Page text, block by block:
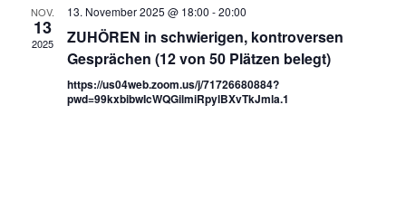
NOV.
13
2025
13. November 2025 @ 18:00 -20:00
ZUHÖREN in schwierigen, kontroversen
Gesprächen (12 von 50 Plätzen belegt)
https://us04web.zoom.us/j/71726680884?
pwd=99kxbibwIcWQGilmiRpylBXvTkJmla.1